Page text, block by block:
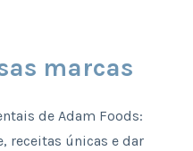
marcas
de Adam Foods:
receitas únicas e dar